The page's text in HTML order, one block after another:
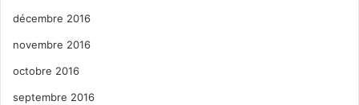
décembre 2016
novembre 2016
octobre 2016
septembre 2016